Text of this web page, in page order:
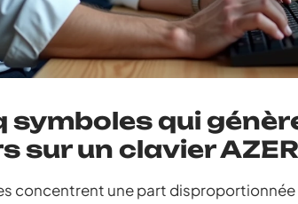
symboles qui
sur un clavier
concentrent une part disproportionnée